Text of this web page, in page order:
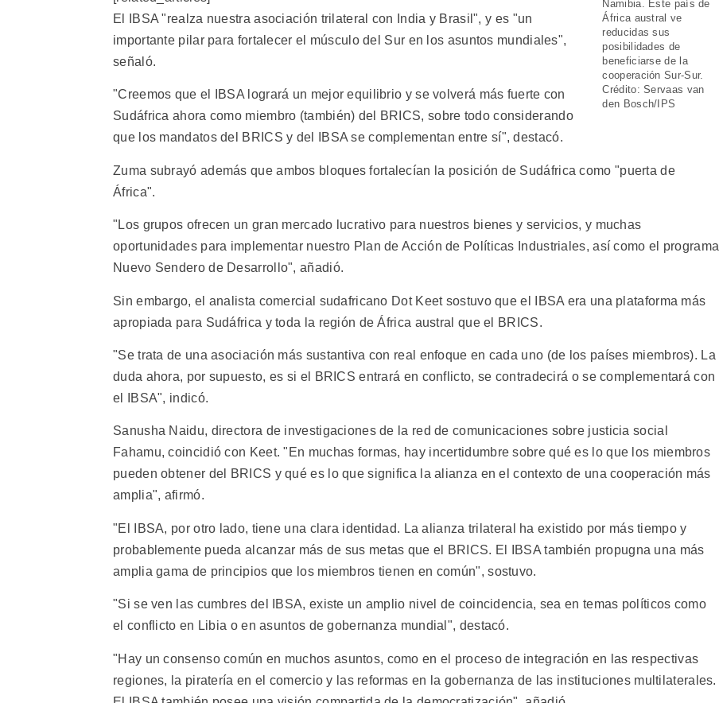
Namibia. Este país de
África austral ve
reducidas sus
posibilidades de
beneficiarse de la
cooperación Sur-Sur.
Crédito: Servaas van
den Bosch/IPS
El IBSA "realza nuestra asociación trilateral con India y Brasil", y es "un
importante pilar para fortalecer el músculo del Sur en los asuntos mundiales",
señaló.
"Creemos que el IBSA logrará un mejor equilibrio y se volverá más fuerte con
Sudáfrica ahora como miembro (también) del BRICS, sobre todo considerando
que los mandatos del BRICS y del IBSA se complementan entre sí", destacó.
Zuma subrayó además que ambos bloques fortalecían la posición de Sudáfrica como "puerta de
África".
"Los grupos ofrecen un gran mercado lucrativo para nuestros bienes y servicios, y muchas
oportunidades para implementar nuestro Plan de Acción de Políticas Industriales, así como el programa
Nuevo Sendero de Desarrollo", añadió.
Sin embargo, el analista comercial sudafricano Dot Keet sostuvo que el IBSA era una plataforma más
apropiada para Sudáfrica y toda la región de África austral que el BRICS.
"Se trata de una asociación más sustantiva con real enfoque en cada uno (de los países miembros). La
duda ahora, por supuesto, es si el BRICS entrará en conflicto, se contradecirá o se complementará con
el IBSA", indicó.
Sanusha Naidu, directora de investigaciones de la red de comunicaciones sobre justicia social
Fahamu, coincidió con Keet. "En muchas formas, hay incertidumbre sobre qué es lo que los miembros
pueden obtener del BRICS y qué es lo que significa la alianza en el contexto de una cooperación más
amplia", afirmó.
"El IBSA, por otro lado, tiene una clara identidad. La alianza trilateral ha existido por más tiempo y
probablemente pueda alcanzar más de sus metas que el BRICS. El IBSA también propugna una más
amplia gama de principios que los miembros tienen en común", sostuvo.
"Si se ven las cumbres del IBSA, existe un amplio nivel de coincidencia, sea en temas políticos como
el conflicto en Libia o en asuntos de gobernanza mundial", destacó.
"Hay un consenso común en muchos asuntos, como en el proceso de integración en las respectivas
regiones, la piratería en el comercio y las reformas en la gobernanza de las instituciones multilaterales.